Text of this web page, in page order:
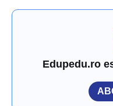
Edupedu.ro